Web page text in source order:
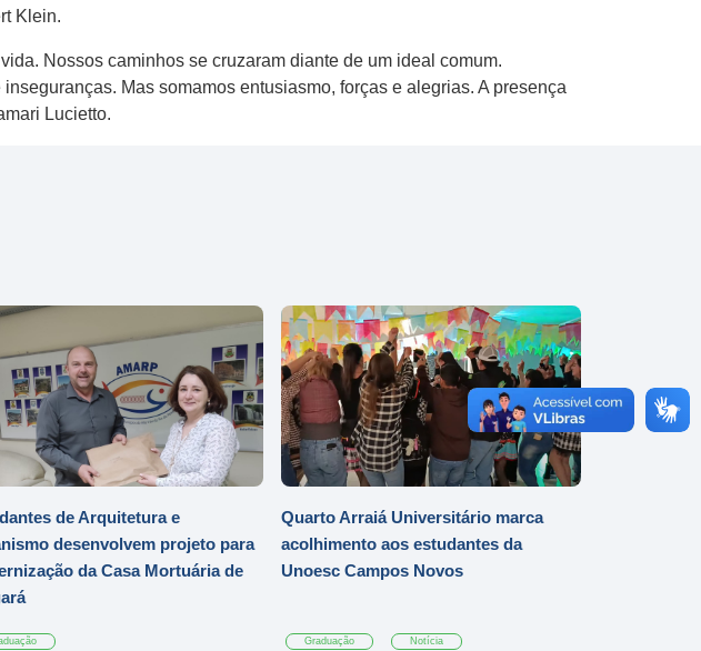
Klein.
Nossos caminhos se cruzaram diante de um ideal comum.
Mas somamos entusiasmo, forças e alegrias. A presença
Lucietto.
de Arquitetura e
desenvolvem projeto para
da Casa Mortuária de
Quarto Arraiá Universitário marca
acolhimento aos estudantes da
Unoesc Campos Novos
Graduação Notícia